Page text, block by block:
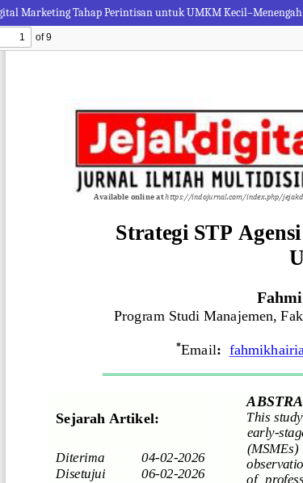
Marketing Tahap Perintisan untuk UMKM Kecil–Menengah